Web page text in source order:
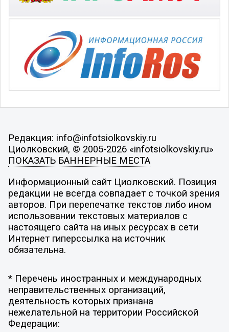
Редакция: info@infotsiolkovskiy.ru
Циолковский, © 2005-2026 «infotsiolkovskiy.ru»
ПОКАЗАТЬ БАННЕРНЫЕ МЕСТА
Информационный сайт Циолковский. Позиция
редакции не всегда совпадает с точкой зрения
авторов. При перепечатке текстов либо ином
использовании текстовых материалов с
настоящего сайта на иных ресурсах в сети
Интернет гиперссылка на источник
обязательна.
* Перечень иностранных и международных
неправительственных организаций,
деятельность которых признана
нежелательной на территории Российской
Федерации: